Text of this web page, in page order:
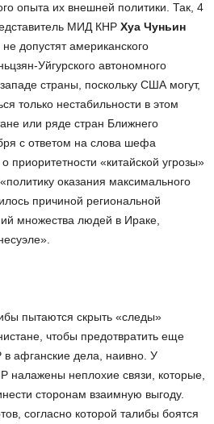
опыта их внешней политики. Так, 4
МИД КНР Хуа Чуньин
допустят американского
Уйгурского автономного
страны, поскольку США могут,
только нестабильности в этом
или ряде стран Ближнего
с ответом на слова шефа
о приоритетности «китайской угрозы»
оказания максимального
причиной региональной
множества людей в Ираке,
пытаются скрыть «следы»
чтобы предотвратить еще
афганские дела, наивно. У
налажены неплохие связи, которые,
сторонам взаимную выгоду.
согласно которой талибы боятся